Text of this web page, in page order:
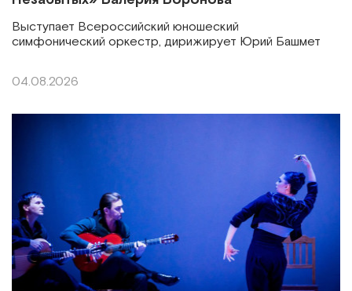
Выступает Всероссийский юношеский
симфонический оркестр, дирижирует Юрий Башмет
04.08.2026